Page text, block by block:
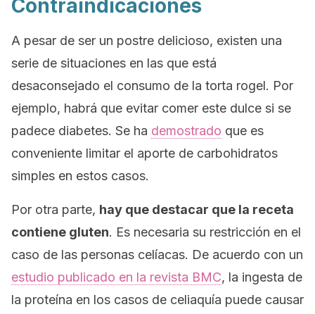
Contraindicaciones
A pesar de ser un postre delicioso, existen una
serie de situaciones en las que está
desaconsejado el consumo de la torta rogel. Por
ejemplo, habrá que evitar comer este dulce si se
padece diabetes. Se ha demostrado que es
conveniente limitar el aporte de carbohidratos
simples en estos casos.
Por otra parte, hay que destacar que la receta
contiene gluten. Es necesaria su restricción en el
caso de las personas celíacas. De acuerdo con un
estudio publicado en la revista BMC, la ingesta de
la proteína en los casos de celiaquía puede causar